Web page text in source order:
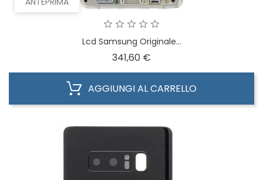
Lcd Samsung Originale...
341,60 €
AGGIUNGI AL CARRELLO